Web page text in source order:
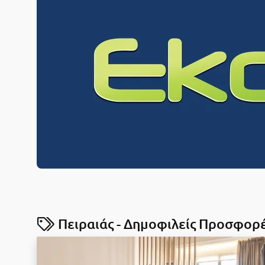
Πειραιάς - Δημοφιλείς